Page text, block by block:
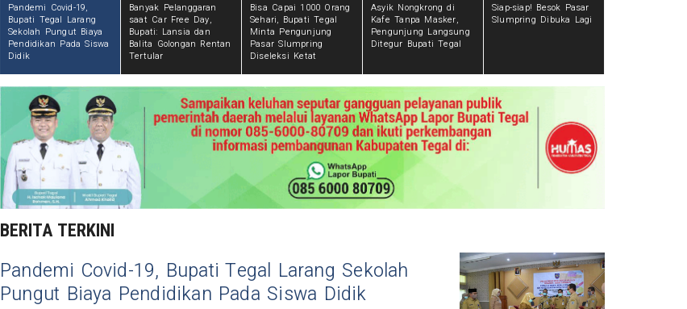
Pandemi Covid-19,
Bupati Tegal Larang
Sekolah Pungut Biaya
Pendidikan Pada Siswa
Didik
Banyak Pelanggaran
saat Car Free Day,
Bupati: Lansia dan
Balita Golongan Rentan
Tertular
Bisa Capai 1000 Orang
Sehari, Bupati Tegal
Minta Pengunjung
Pasar Slumpring
Diseleksi Ketat
Asyik Nongkrong di
Kafe Tanpa Masker,
Pengunjung Langsung
Ditegur Bupati Tegal
Siap-siap! Besok Pasar
Slumpring Dibuka Lagi
BERITA TERKINI
Pandemi Covid-19, Bupati Tegal Larang Sekolah
Pungut Biaya Pendidikan Pada Siswa Didik